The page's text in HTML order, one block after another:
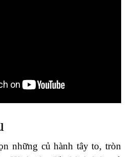
những củ hành tây to, tròn